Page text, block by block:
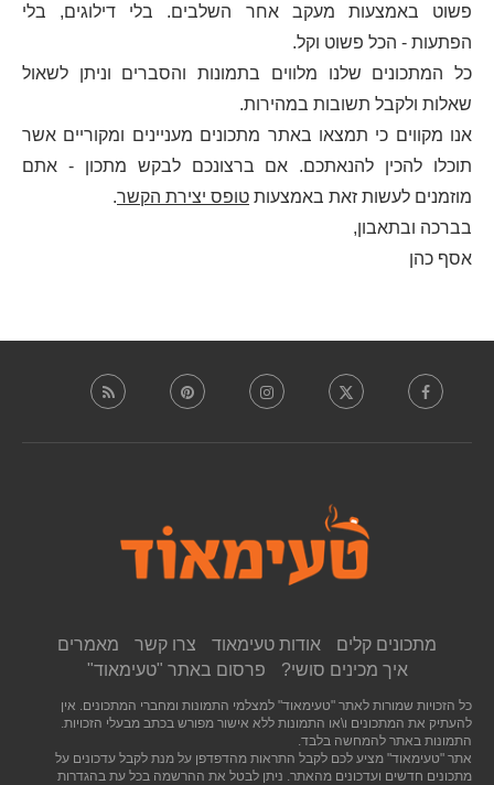
פשוט באמצעות מעקב אחר השלבים. בלי דילוגים, בלי
הפתעות - הכל פשוט וקל.
כל המתכונים שלנו מלווים בתמונות והסברים וניתן לשאול
שאלות ולקבל תשובות במהירות.
אנו מקווים כי תמצאו באתר מתכונים מעניינים ומקוריים אשר
תוכלו להכין להנאתכם. אם ברצונכם לבקש מתכון - אתם
מוזמנים לעשות זאת באמצעות טופס יצירת הקשר.
בברכה ובתאבון,
אסף כהן
מתכונים קלים אודות טעימאוד צרו קשר
מאמרים
איך מכינים סושי?
פרסום באתר "טעימאוד"
כל הזכויות שמורות לאתר "טעימאוד" למצלמי התמונות ומחברי המתכונים. אין
להעתיק את המתכונים ו\או התמונות ללא אישור מפורש בכתב מבעלי הזכויות.
התמונות באתר להמחשה בלבד.
אתר "טעימאוד" מציע לכם לקבל התראות מהדפדפן על מנת לקבל עדכונים על
מתכונים חדשים ועדכונים מהאתר. ניתן לבטל את ההרשמה בכל עת בהגדרות